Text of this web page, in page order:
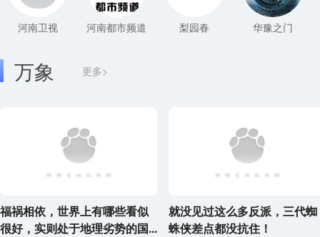
河南卫视 河南都市频道 梨园春 华豫之门
更多>
万象
福祸相依，世界上有哪些看似
很好，实则处于地理劣势的国...
就没见过这么多反派，三代蜘
蛛侠差点都没抗住！